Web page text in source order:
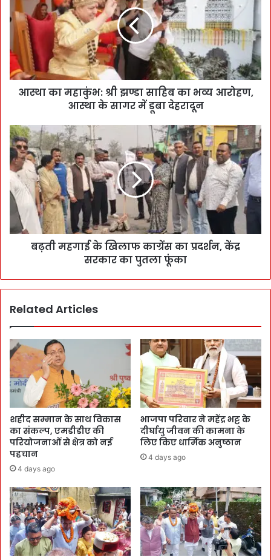
आस्था का महाकुंभ: श्री झण्डा साहिब का भव्य आरोहण,
आस्था के सागर में डूबा देहरादून
बढ़ती महगाई के खिलाफ काग्रेंस का प्रदर्शन, केंद्र
सरकार का पुतला फूंका
Related Articles
शहीद सम्मान के साथ विकास
का संकल्प, एमडीडीए की
परियोजनाओं से क्षेत्र को नई
पहचान
4 days ago
भाजपा परिवार ने महेंद्र भट्ट के
दीर्घायु जीवन की कामना के
लिए किए धार्मिक अनुष्ठान
4 days ago